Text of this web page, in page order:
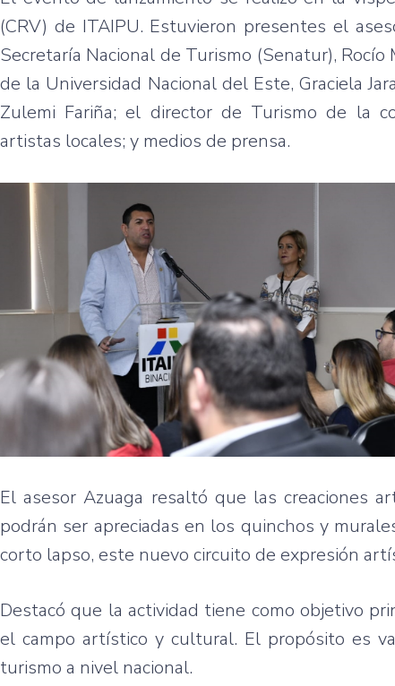
(CRV) de ITAIPU. Estuvieron presentes el
Secretaría Nacional de Turismo (Senatur),
de la Universidad Nacional del Este, Graciela
Zulemi Fariña; el director de Turismo de la
artistas locales; y medios de prensa.
El asesor Azuaga resaltó que las creaciones
podrán ser apreciadas en los quinchos y
corto lapso, este nuevo circuito de expresión
Destacó que la actividad tiene como objetivo
el campo artístico y cultural. El propósito es
turismo a nivel nacional.